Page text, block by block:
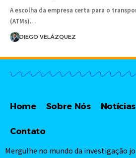
A escolha da empresa certa para o
(ATMs)…
DIEGO VELÁZQUEZ
Home Sobre Nós Notícias
Contato
Mergulhe no mundo da investigação